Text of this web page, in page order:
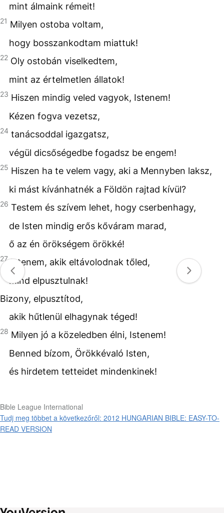
mint álmaink rémeit!
21 Milyen ostoba voltam,
hogy bosszankodtam miattuk!
22 Oly ostobán viselkedtem,
mint az értelmetlen állatok!
23 Hiszen mindig veled vagyok, Istenem!
Kézen fogva vezetsz,
24 tanácsoddal igazgatsz,
végül dicsőségedbe fogadsz be engem!
25 Hiszen ha te velem vagy, aki a Mennyben laksz,
ki mást kívánhatnék a Földön rajtad kívül?
26 Testem és szívem lehet, hogy cserbenhagy,
de Isten mindig erős kőváram marad,
ő az én örökségem örökké!
27 Istenem, akik eltávolodnak tőled,
mind elpusztulnak!
Bizony, elpusztítod,
akik hűtlenül elhagynak téged!
28 Milyen jó a közeledben élni, Istenem!
Benned bízom, Örökkévaló Isten,
és hirdetem tetteidet mindenkinek!
Bible League International
Tudj meg többet a következőről: 2012 HUNGARIAN BIBLE: EASY-TO-
READ VERSION